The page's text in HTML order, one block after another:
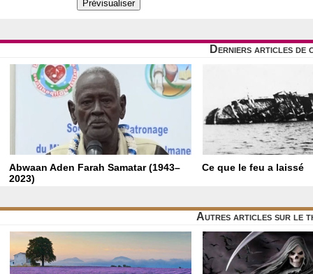
Derniers articles de
Abwaan Aden Farah Samatar (1943–
2023)
Ce que le feu a laissé
Autres articles sur le